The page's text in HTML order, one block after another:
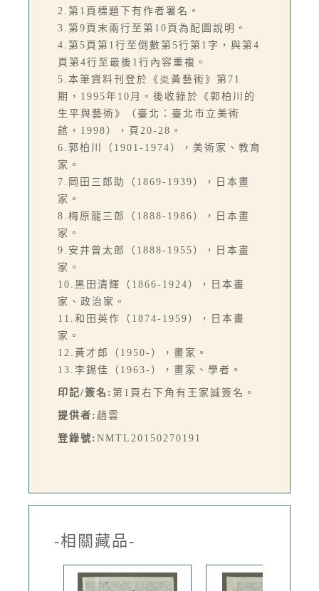
2.第1頁標題下有作者署名。
3.第9頁末兩行至第10頁為配圖說明。
4.第5頁第1行至倒數第5行第1字，與第4
頁第4行至最後1行內容重複。
5.本筆資料刊登於《炎黃藝術》第71
期，1995年10月。後收錄於《郭柏川的
生平與藝術》（臺北：臺北市立美術
館，1998），頁20-28。
6.郭柏川（1901-1974），美術家、教育
家。
7.岡田三郎助（1869-1939），日本畫
家。
8.梅原龍三郎（1888-1986），日本畫
家。
9.安井曾太郎（1888-1955），日本畫
家。
10.黑田清輝（1866-1924），日本畫
家、政治家。
11.和田英作（1874-1959），日本畫
家。
12.黃才郎（1950-），畫家。
13.李錫佳（1963-），畫家、學者。
印記/簽名: 第1頁右下角有王家誠簽名。
提供者: 趙雲
登錄號: NMTL20150270191
-相關藏品-